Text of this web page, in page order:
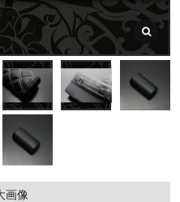
画像